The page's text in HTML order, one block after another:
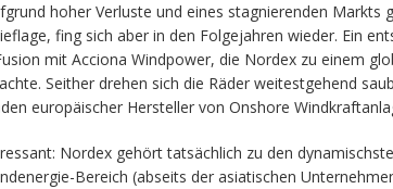
hoher Verluste und eines stagnierenden Markts
fing sich aber in den Folgejahren wieder. Ein
mit Acciona Windpower, die Nordex zu einem
Seither drehen sich die Räder weitestgehend
europäischer Hersteller von Onshore
Nordex gehört tatsächlich zu den
Bereich (abseits der asiatischen